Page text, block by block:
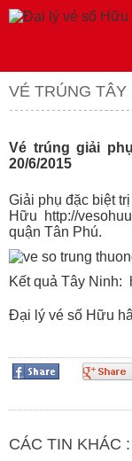
VÉ TRÚNG
Vé trúng giải
20/6/2015
Giải phụ đặc biệt
Hữu
http://
quận Tân Phú.
Kết quả Tây Ninh:
Đại lý vé số Hữu
CÁC TIN KHÁC :